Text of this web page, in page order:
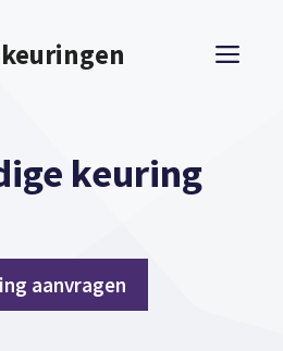
keuring
aanvragen